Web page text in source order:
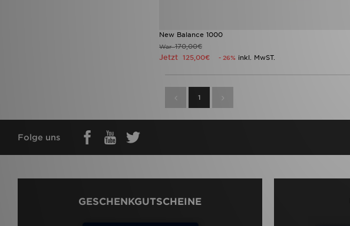
New Balance 1000
War170,00€
Jetzt 125,00€ - 26% inkl. MwST.
1
Folge uns
GESCHENKGUTSCHEINE